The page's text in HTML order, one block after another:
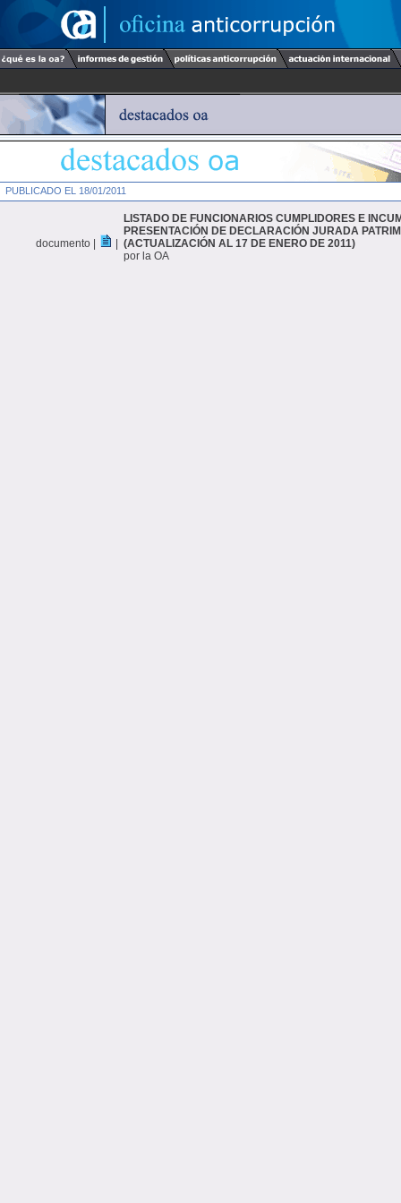
PUBLICADO EL 18/01/2011
documento |
LISTADO DE FUNCIONARIOS CUMPLIDORES E
PRESENTACIÓN DE DECLARACIÓN JURADA
(ACTUALIZACIÓN AL 17 DE ENERO DE 2011)
por la OA